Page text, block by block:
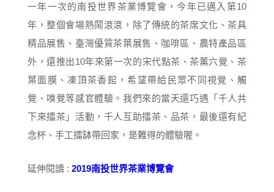
一年一次的南投世界茶業博覽會，今年已邁入第10
年，整個會場熱鬧滾滾，除了傳統的茶席文化、茶具
精品展售、臺灣優質茶葉展售、咖啡區、農特產品區
外，還推出10年來第一次的宋代點茶、茶薰六覺、茶
葉面膜、凍頂茶香館，希望帶給民眾不同視覺、觸
覺、嗅覺等感官體驗。我們來的當天還巧遇「千人共
下來擂茶」活動，千人互助擂茶、品茶，最後還有紀
念杯、手工擂缽帶回家，是難得的體驗喔。
延伸閱讀 : 2019南投世界茶業博覽會